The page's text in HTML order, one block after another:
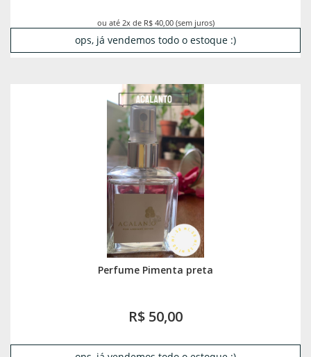
ou até 2x de R$ 40,00 (sem juros)
ops, já vendemos todo o estoque :)
Perfume Pimenta preta
R$ 50,00